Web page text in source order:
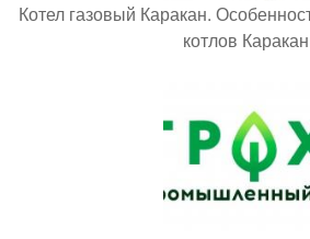
Котел газовый Каракан.
котлов Каракан